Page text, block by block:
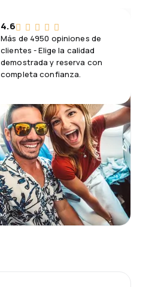
4.6
Más de 4950 opiniones de
clientes - Elige la calidad
demostrada y reserva con
completa confianza.